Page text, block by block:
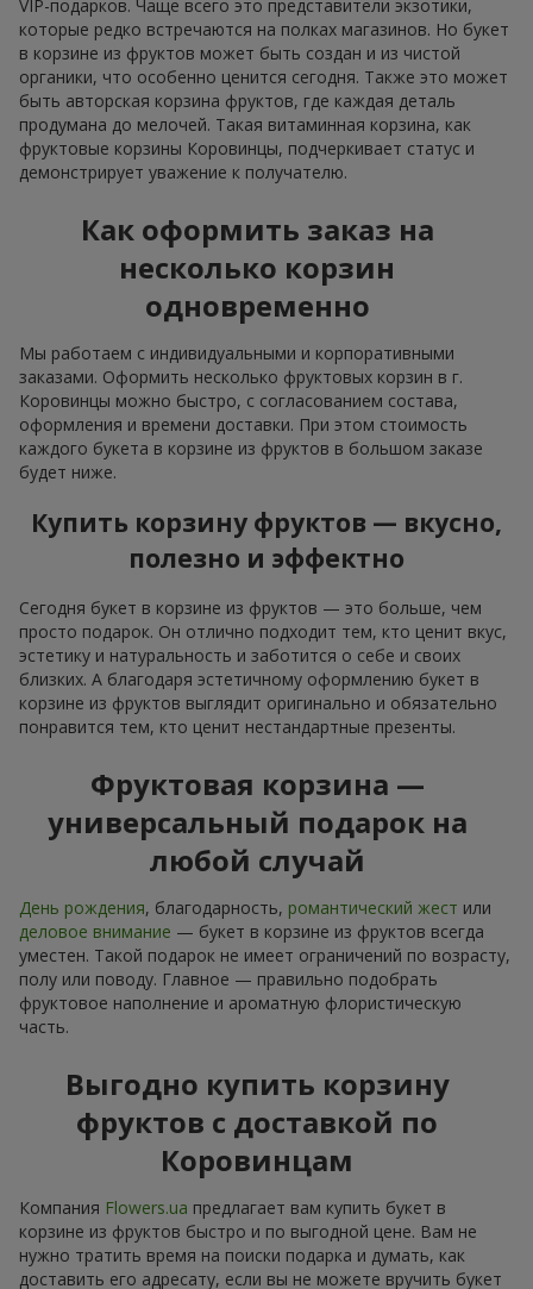
VIP-подарков. Чаще всего это представители экзотики,
которые редко встречаются на полках магазинов. Но букет
в корзине из фруктов может быть создан и из чистой
органики, что особенно ценится сегодня. Также это может
быть авторская корзина фруктов, где каждая деталь
продумана до мелочей. Такая витаминная корзина, как
фруктовые корзины Коровинцы, подчеркивает статус и
демонстрирует уважение к получателю.
Как оформить заказ на
несколько корзин
одновременно
Мы работаем с индивидуальными и корпоративными
заказами. Оформить несколько фруктовых корзин в г.
Коровинцы можно быстро, с согласованием состава,
оформления и времени доставки. При этом стоимость
каждого букета в корзине из фруктов в большом заказе
будет ниже.
Купить корзину фруктов — вкусно,
полезно и эффектно
Сегодня букет в корзине из фруктов — это больше, чем
просто подарок. Он отлично подходит тем, кто ценит вкус,
эстетику и натуральность и заботится о себе и своих
близких. А благодаря эстетичному оформлению букет в
корзине из фруктов выглядит оригинально и обязательно
понравится тем, кто ценит нестандартные презенты.
Фруктовая корзина —
универсальный подарок на
любой случай
День рождения, благодарность, романтический жест или
деловое внимание — букет в корзине из фруктов всегда
уместен. Такой подарок не имеет ограничений по возрасту,
полу или поводу. Главное — правильно подобрать
фруктовое наполнение и ароматную флористическую
часть.
Выгодно купить корзину
фруктов с доставкой по
Коровинцам
Компания Flowers.ua предлагает вам купить букет в
корзине из фруктов быстро и по выгодной цене. Вам не
нужно тратить время на поиски подарка и думать, как
доставить его адресату, если вы не можете вручить букет